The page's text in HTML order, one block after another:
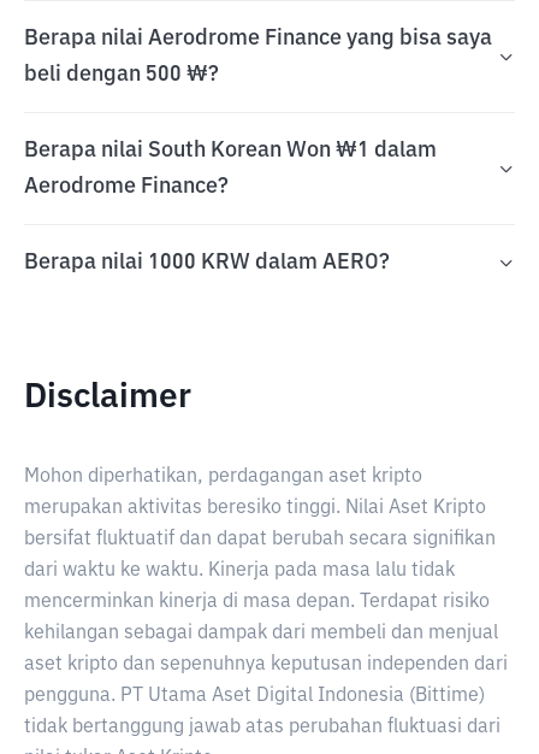
Berapa nilai Aerodrome Finance yang bisa saya
beli dengan 500 ₩?
Berapa nilai South Korean Won ₩1 dalam
Aerodrome Finance?
Berapa nilai 1000 KRW dalam AERO?
Disclaimer
Mohon diperhatikan, perdagangan aset kripto
merupakan aktivitas beresiko tinggi. Nilai Aset Kripto
bersifat fluktuatif dan dapat berubah secara signifikan
dari waktu ke waktu. Kinerja pada masa lalu tidak
mencerminkan kinerja di masa depan. Terdapat risiko
kehilangan sebagai dampak dari membeli dan menjual
aset kripto dan sepenuhnya keputusan independen dari
pengguna. PT Utama Aset Digital Indonesia (Bittime)
tidak bertanggung jawab atas perubahan fluktuasi dari